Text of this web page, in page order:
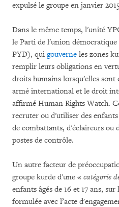
expulsé le groupe en janvier
Dans le même temps, l'unité
le Parti de l'union démocratique
PYD), qui gouverne les zones
remplir leurs obligations en
droits humains lorsqu'elles
armé international et le droit
affirmé Human Rights Watch.
recruter ou d'utiliser des
de combattants, d'éclaireurs ou
postes de contrôle.
Un autre facteur de
groupe kurde d'une « catégorie
enfants âgés de 16 et 17 ans,
formulée avec l’acte